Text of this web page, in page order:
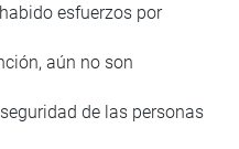
esfuerzos por
aún no son
de las personas